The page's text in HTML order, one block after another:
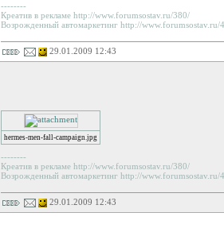
--------
Креатив в рекламе http://www.forumsostav.ru/380/
Возрожденный автомаркетинг http://www.forumsostav.ru/
29.01.2009 12:43
hermes-men-fall-campaign.jpg
--------
Креатив в рекламе http://www.forumsostav.ru/380/
Возрожденный автомаркетинг http://www.forumsostav.ru/
29.01.2009 12:43